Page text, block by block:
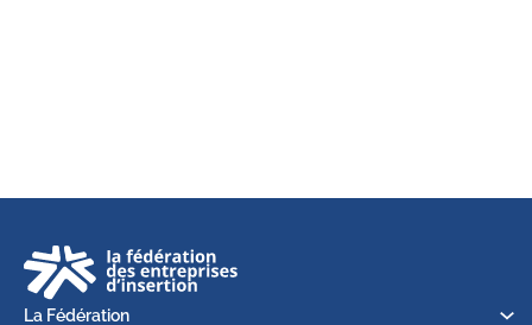
La Fédération